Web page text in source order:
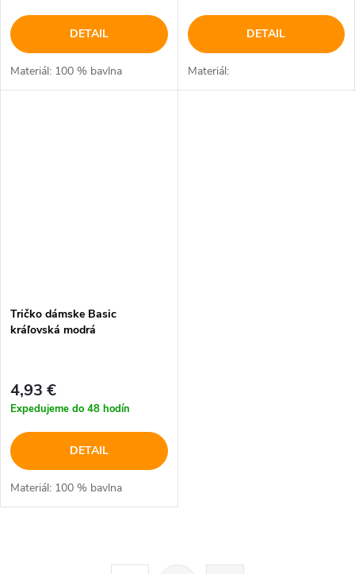
DETAIL
Materiál: 100 % bavlna
DETAIL
Materiál:
Tričko dámske Basic
kráľovská modrá
4,93 €
Expedujeme do 48 hodín
DETAIL
Materiál: 100 % bavlna